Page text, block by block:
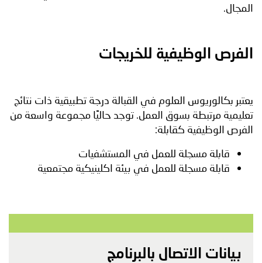
المجال.
الفرص الوظيفية للخريجات
يعتبر بكالوريوس العلوم في القبالة درجة تطبيقية ذات نتائج
تعليمية مرتبطة بسوق العمل. توجد حاليًا مجموعة واسعة من
الفرص الوظيفية كقابلة:
قابلة مسجلة للعمل في المستشفيات
قابلة مسجلة للعمل في بيئة اكلينيكية مجتمعية
بيانات الاتصال بالبرنامج